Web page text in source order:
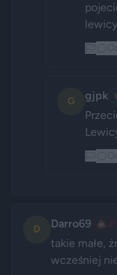
G gjpk
D Darro69 💩
takie małe,
wcześniej